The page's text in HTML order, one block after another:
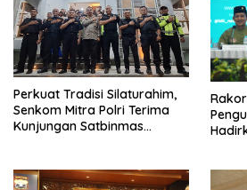
Perkuat Tradisi Silaturahim,
Senkom Mitra Polri Terima
Kunjungan Satbinmas